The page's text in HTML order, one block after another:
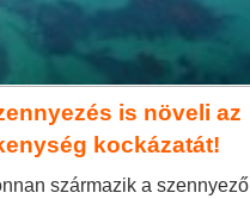
is növeli az
kockázatát!
származik a szennyező